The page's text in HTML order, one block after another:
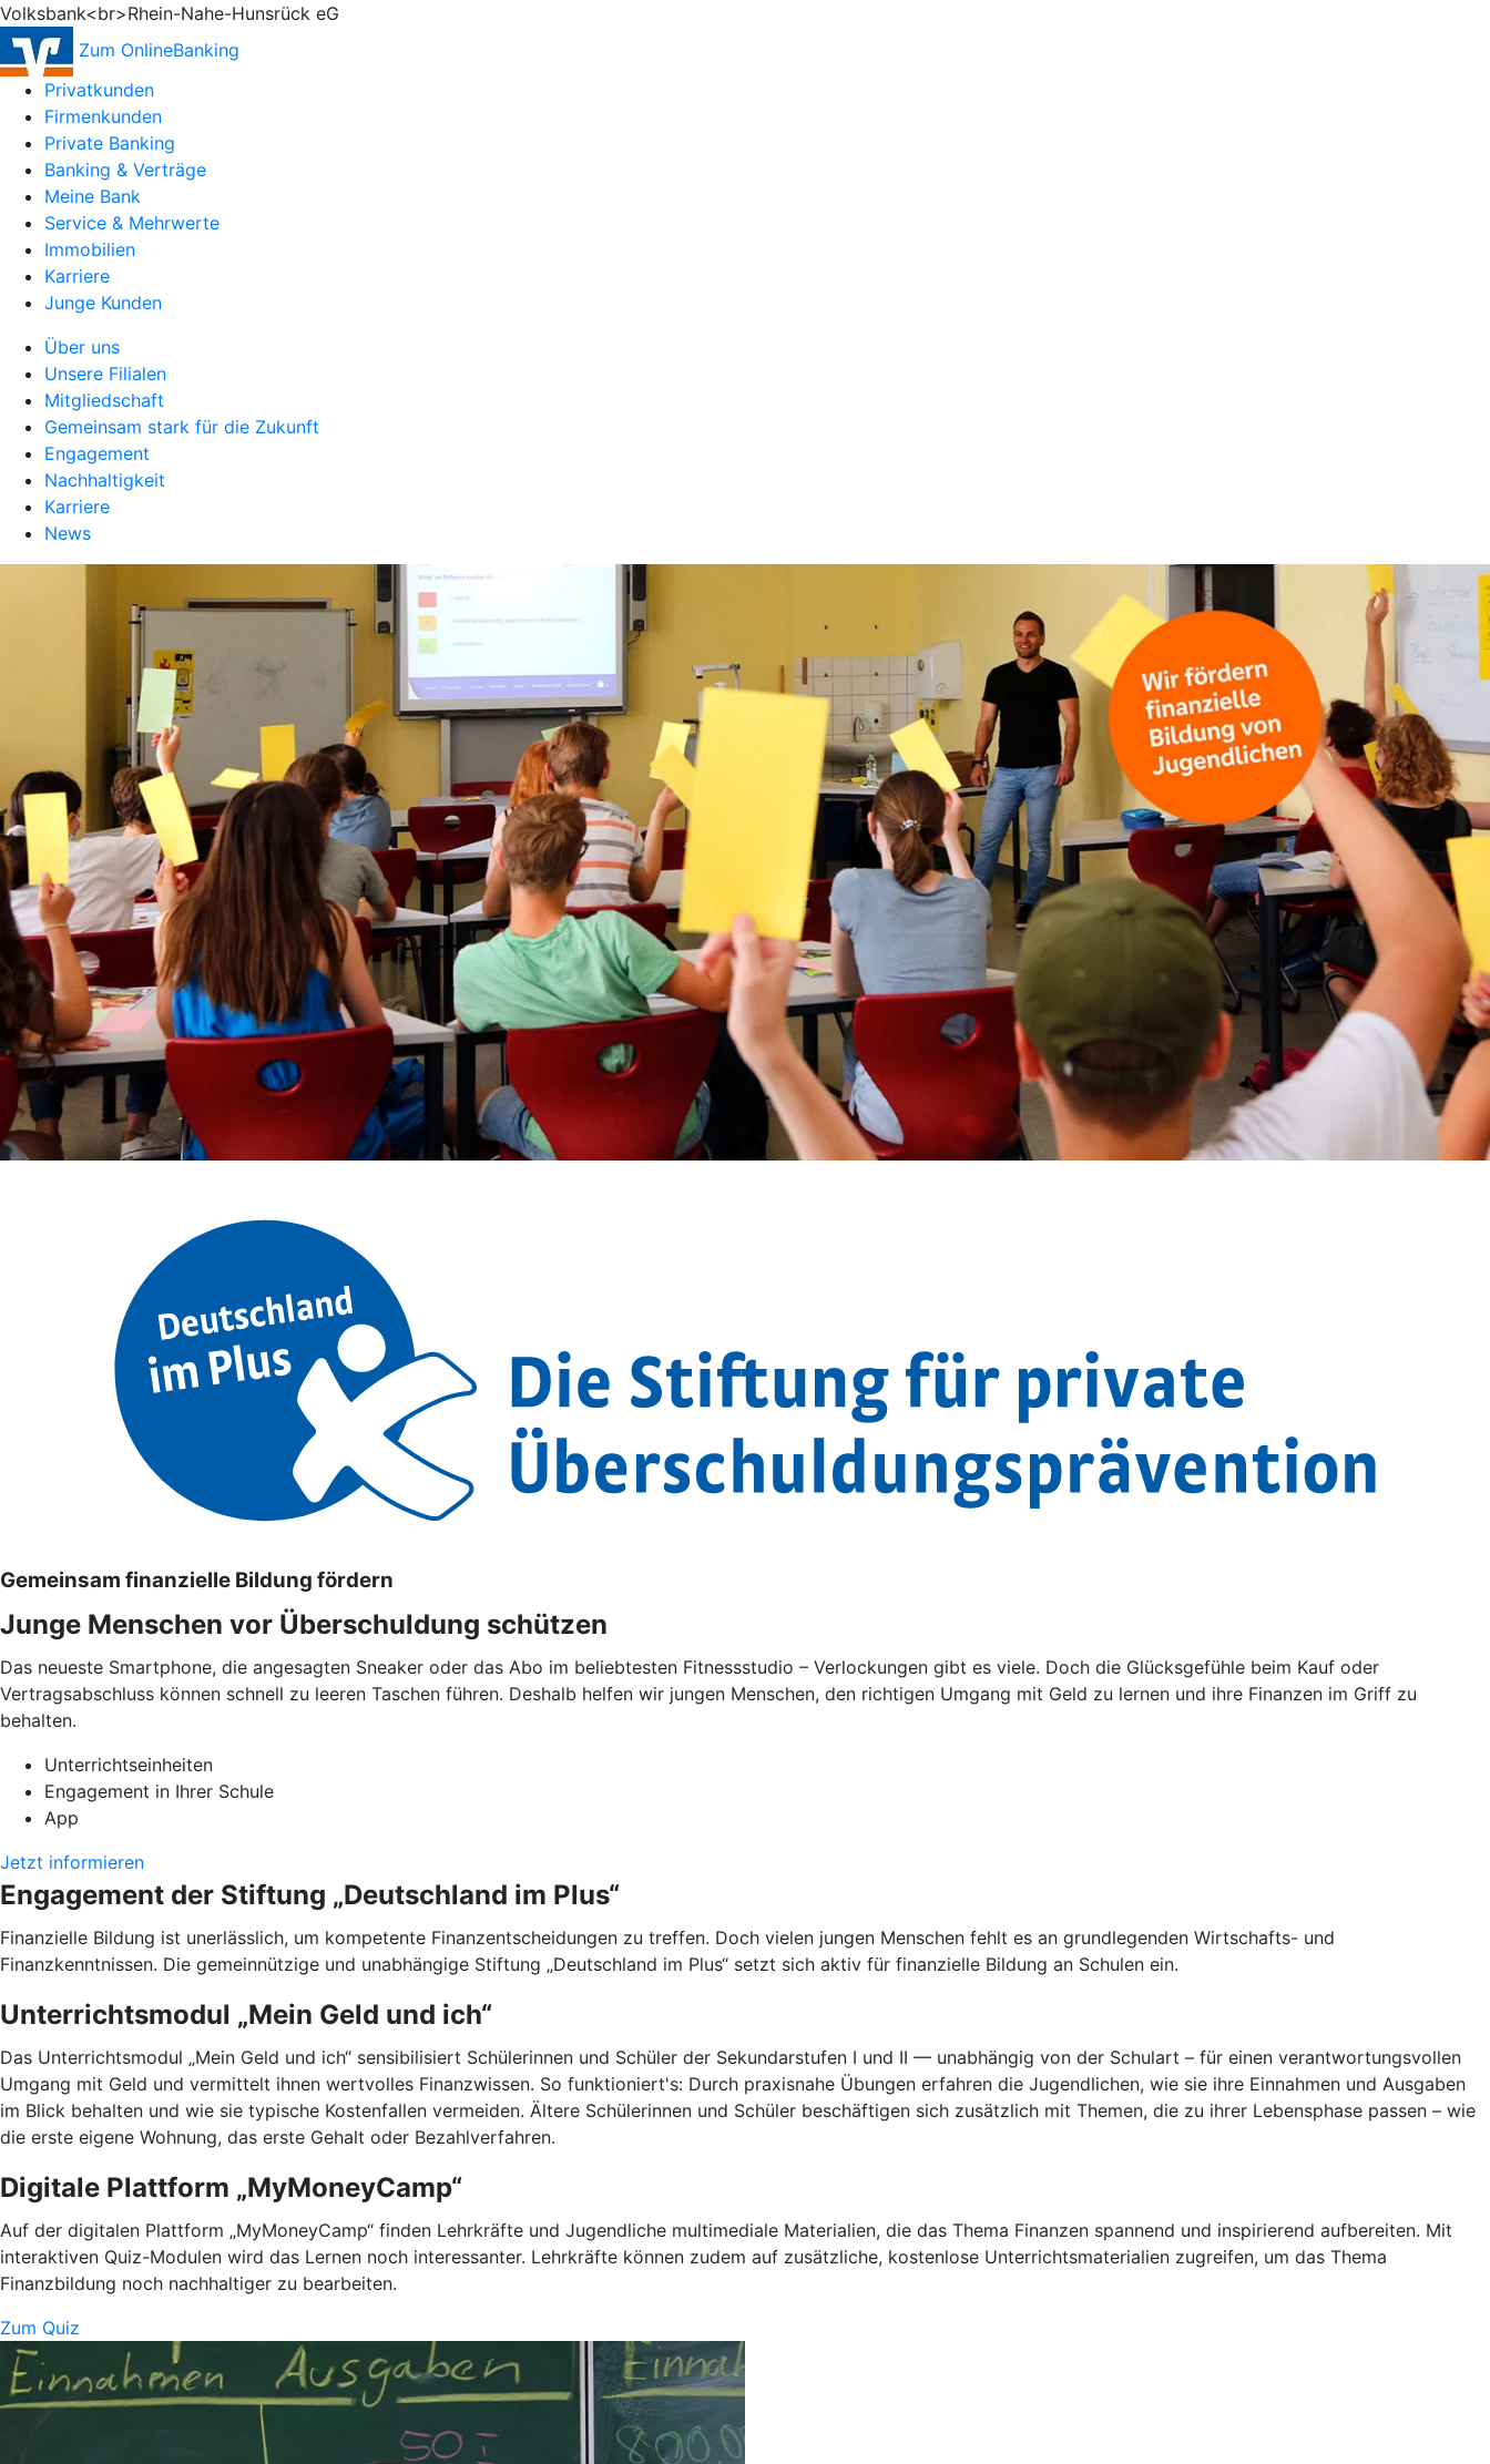
Volksbank<br>Rhein-Nahe-Hunsrück eG
Zum OnlineBanking
Privatkunden
Firmenkunden
Private Banking
Banking & Verträge
Meine Bank
Service & Mehrwerte
Immobilien
Karriere
Junge Kunden
Über uns
Unsere Filialen
Mitgliedschaft
Gemeinsam stark für die Zukunft
Engagement
Nachhaltigkeit
Karriere
News
Gemeinsam finanzielle Bildung fördern
Junge Menschen vor Überschuldung schützen
Das neueste Smartphone, die angesagten Sneaker oder das Abo im beliebtesten Fitnessstudio – Verlockungen gibt es viele. Doch die Glücksgefühle beim Kauf oder
Vertragsabschluss können schnell zu leeren Taschen führen. Deshalb helfen wir jungen Menschen, den richtigen Umgang mit Geld zu lernen und ihre Finanzen im Griff zu
behalten.
Unterrichtseinheiten
Engagement in Ihrer Schule
App
Jetzt informieren
Engagement der Stiftung „Deutschland im Plus“
Finanzielle Bildung ist unerlässlich, um kompetente Finanzentscheidungen zu treffen. Doch vielen jungen Menschen fehlt es an grundlegenden Wirtschafts- und
Finanzkenntnissen. Die gemeinnützige und unabhängige Stiftung „Deutschland im Plus“ setzt sich aktiv für finanzielle Bildung an Schulen ein.
Unterrichtsmodul „Mein Geld und ich“
Das Unterrichtsmodul „Mein Geld und ich“ sensibilisiert Schülerinnen und Schüler der Sekundarstufen I und II — unabhängig von der Schulart – für einen verantwortungsvollen
Umgang mit Geld und vermittelt ihnen wertvolles Finanzwissen. So funktioniert's: Durch praxisnahe Übungen erfahren die Jugendlichen, wie sie ihre Einnahmen und Ausgaben
im Blick behalten und wie sie typische Kostenfallen vermeiden. Ältere Schülerinnen und Schüler beschäftigen sich zusätzlich mit Themen, die zu ihrer Lebensphase passen – wie
die erste eigene Wohnung, das erste Gehalt oder Bezahlverfahren.
Digitale Plattform „MyMoneyCamp“
Auf der digitalen Plattform „MyMoneyCamp“ finden Lehrkräfte und Jugendliche multimediale Materialien, die das Thema Finanzen spannend und inspirierend aufbereiten. Mit
interaktiven Quiz-Modulen wird das Lernen noch interessanter. Lehrkräfte können zudem auf zusätzliche, kostenlose Unterrichtsmaterialien zugreifen, um das Thema
Finanzbildung noch nachhaltiger zu bearbeiten.
Zum Quiz